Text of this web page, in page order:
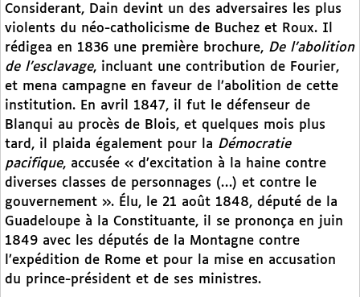
Considerant, Dain devint un des adversaires les plus
violents du néo-catholicisme de Buchez et Roux. Il
rédigea en 1836 une première brochure, De l’abolition
de l’esclavage, incluant une contribution de Fourier,
et mena campagne en faveur de l’abolition de cette
institution. En avril 1847, il fut le défenseur de
Blanqui au procès de Blois, et quelques mois plus
tard, il plaida également pour la Démocratie
pacifique, accusée « d’excitation à la haine contre
diverses classes de personnages (…) et contre le
gouvernement ». Élu, le 21 août 1848, député de la
Guadeloupe à la Constituante, il se prononça en juin
1849 avec les députés de la Montagne contre
l’expédition de Rome et pour la mise en accusation
du prince-président et de ses ministres.